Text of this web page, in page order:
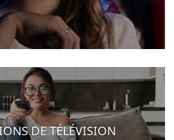
DE TÉLÉVISION